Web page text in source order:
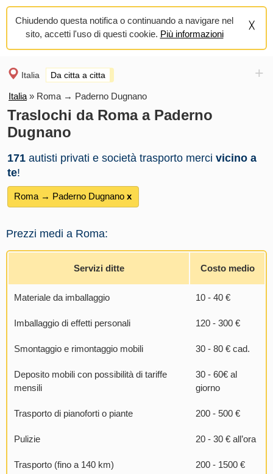
Chiudendo questa notifica o continuando a navigare nel
sito, accetti l'uso di questi cookie. Più informazioni
Italia Da citta a citta +
Italia » Roma → Paderno Dugnano
Traslochi da Roma a Paderno
Dugnano
171 autisti privati e società trasporto merci vicino a
te!
Roma → Paderno Dugnano х
Prezzi medi a Roma:
Servizi ditte Costo medio
Materiale da imballaggio 10 - 40 €
Imballaggio di effetti personali 120 - 300 €
Smontaggio e rimontaggio mobili 30 - 80 € cad.
Deposito mobili con possibilità di tariffe
mensili
30 - 60€ al
giorno
Trasporto di pianoforti o piante 200 - 500 €
Pulizie 20 - 30 € all’ora
Trasporto (fino a 140 km) 200 - 1500 €